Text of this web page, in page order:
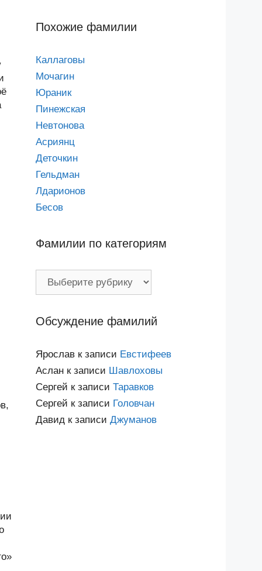
Похожие фамилии
Каллаговы
Мочагин
Юраник
Пинежская
Невтонова
Асриянц
Деточкин
Гельдман
Лдарионов
Бесов
Фамилии по категориям
Обсуждение фамилий
Ярослав к записи Евстифеев
Аслан к записи Шавлоховы
Сергей к записи Таравков
Сергей к записи Головчан
Давид к записи Джуманов